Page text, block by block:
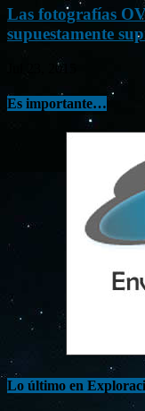
Las fotografías
supuestamente
Jul 23, 2015
Es importante…
Lo último en